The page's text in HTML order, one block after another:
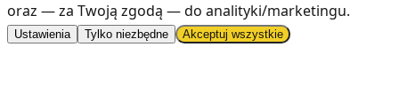
oraz — za Twoją zgodą — do analityki/marketingu.
Ustawienia Tylko niezbędne Akceptuj wszystkie